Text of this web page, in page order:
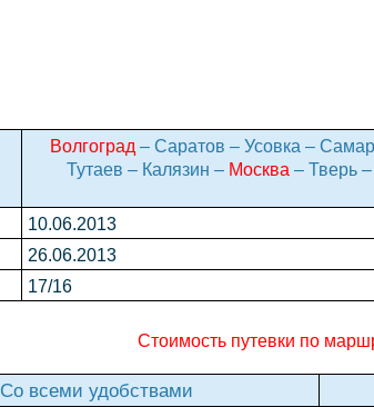
Волгоград – Саратов – Усовка –
Тутаев – Калязин – Москва – Тверь
10.06.2013
26.06.2013
17/16
Стоимость путевки по
Со всеми удобствами